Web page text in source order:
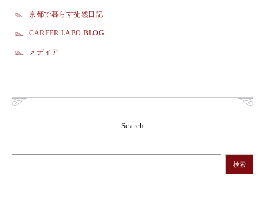
京都で暮らす徒然日記
CAREER LABO BLOG
メディア
Search
検索